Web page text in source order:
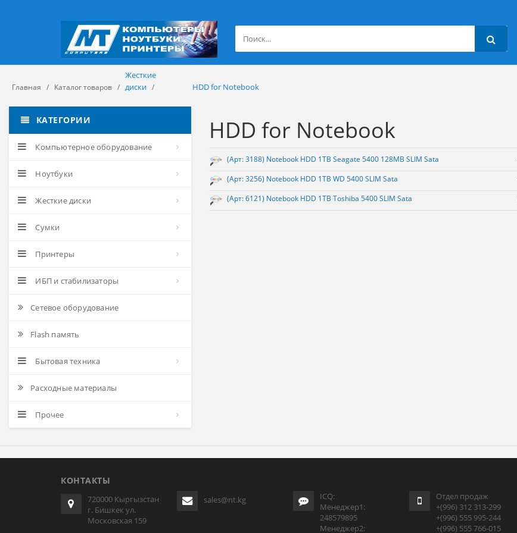
Главная Каталог товаров
Жесткие
диски
HDD for Notebook
КАТЕГОРИИ
Компьютерное оборудование
Ноутбуки
Жесткие диски
Сумки
Принтеры
ИБП и стабилизаторы
Сетевое оборудование
Flash память
Бытовая техника
Расходные материалы
Прочее
HDD for Notebook
(Арт: 3188) Notebook HDD 1TB Seagate 5400 128MB SLIM Sata
(Арт: 3256) Notebook HDD 1TB WD 5400 SLIM Sata
(Арт: 6121) Notebook HDD 1TB Toshiba 5400 SLIM Sata
КОНТАКТЫ
720000 Кыргызстан
г. Бишкек ул.
Московская 159
sales@nt.kg
ICQ:
Менеджер1:
248579895
Менеджер2:
Отдел продаж
+(996) 312 313-299
+(996) 555 995-244
+(996) 555 766-015